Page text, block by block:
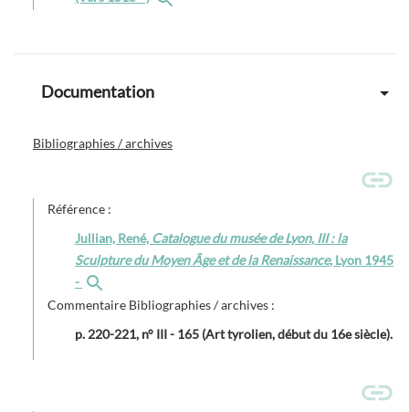
Documentation
Bibliographies / archives
Référence :
Jullian, René, Catalogue du musée de Lyon, III : la
Sculpture du Moyen Âge et de la Renaissance, Lyon 1945
-
Commentaire Bibliographies / archives :
p. 220-221, n° III - 165 (Art tyrolien, début du 16e siècle).